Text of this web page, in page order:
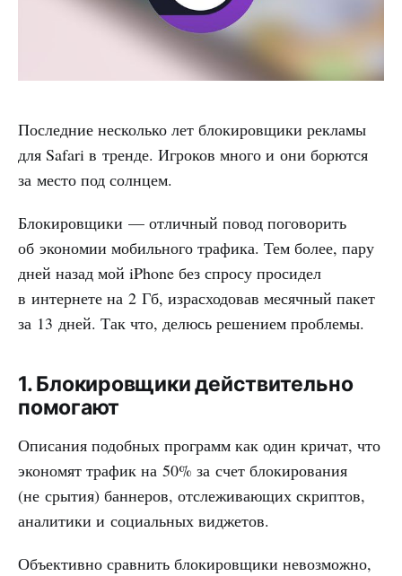
Последние несколько лет блокировщики рекламы
для Safari в тренде. Игроков много и они борются
за место под солнцем.
Блокировщики — отличный повод поговорить
об экономии мобильного трафика. Тем более, пару
дней назад мой iPhone без спросу просидел
в интернете на 2 Гб, израсходовав месячный пакет
за 13 дней. Так что, делюсь решением проблемы.
1. Блокировщики действительно
помогают
Описания подобных программ как один кричат, что
экономят трафик на 50% за счет блокирования
(не срытия) баннеров, отслеживающих скриптов,
аналитики и социальных виджетов.
Объективно сравнить блокировщики невозможно,